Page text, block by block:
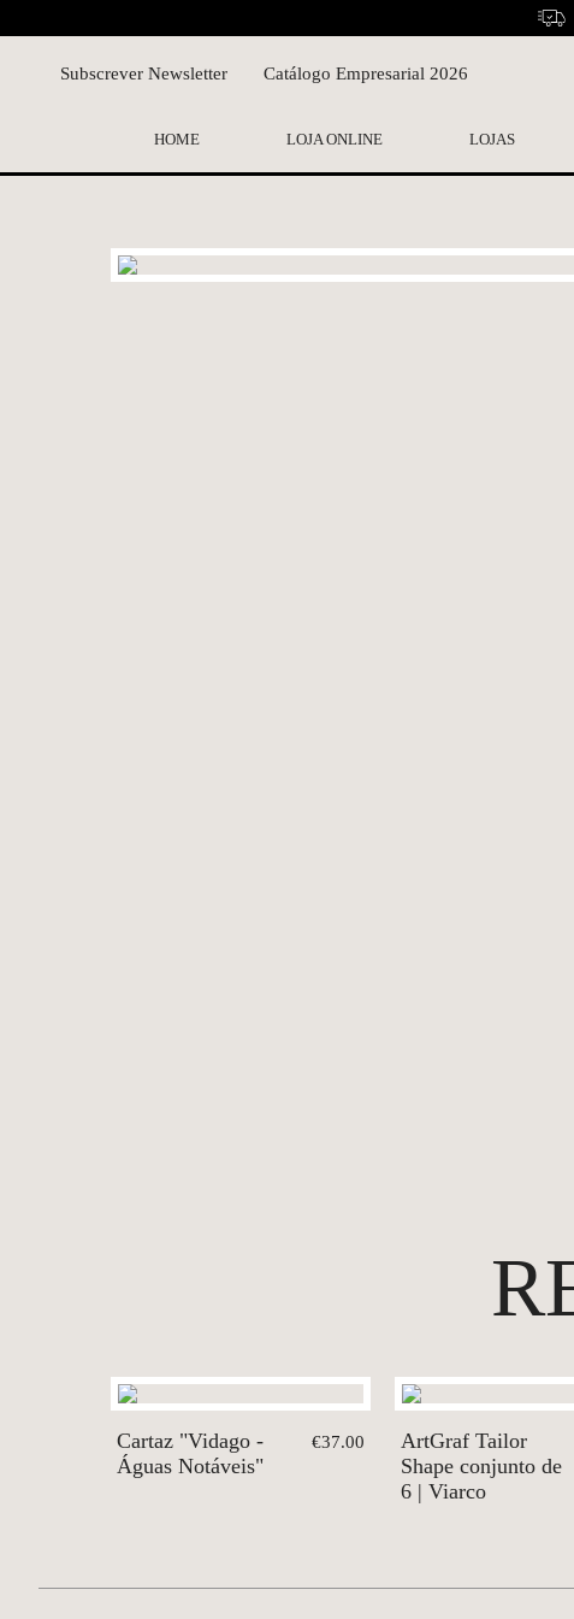
Subscrever Newsletter Catálogo Empresarial 2026
HOME LOJA ONLINE LOJAS
Cartaz "Vidago -
Águas Notáveis"
€37.00
ArtGraf Tailor
Shape conjunto de
6 | Viarco